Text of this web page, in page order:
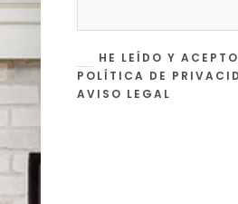
HE LEÍDO Y
POLÍTICA DE
AVISO LEGAL